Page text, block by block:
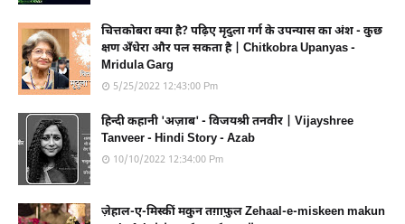
चित्तकोबरा क्या है? पढ़िए मृदुला गर्ग के उपन्यास का अंश - कुछ
क्षण अँधेरा और पल सकता है | Chitkobra Upanyas -
Mridula Garg
5/25/2022 12:43:00 Pm
हिन्दी कहानी 'अज़ाब' - विजयश्री तनवीर | Vijayshree
Tanveer - Hindi Story - Azab
10/10/2022 12:34:00 Pm
ज़ेहाल-ए-मिस्कीं मकुन तग़ाफ़ुल Zehaal-e-miskeen makun